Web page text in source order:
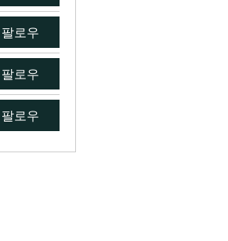
팔로우
팔로우
팔로우